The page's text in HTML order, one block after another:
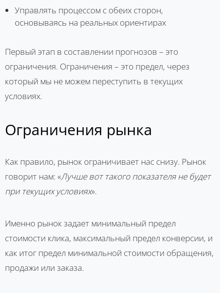
Управлять процессом с обеих сторон,
основываясь на реальных ориентирах
Первый этап в составлении прогнозов – это
ограничения. Ограничения – это предел, через
который мы не можем переступить в текущих
условиях.
Ограничения рынка
Как правило, рынок ограничивает нас снизу. Рынок
говорит нам: «Лучше вот такого показателя не будет
при текущих условиях».
Именно рынок задает минимальный предел
стоимости клика, максимальный предел конверсии, и
как итог предел минимальной стоимости обращения,
продажи или заказа.